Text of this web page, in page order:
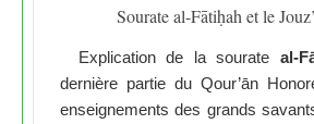
Sourate al-Fātiḥah et le
Explication de la sourate al-
dernière partie du Qour’ān
enseignements des grands